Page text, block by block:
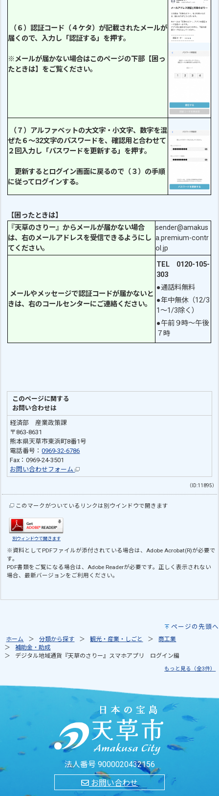
（６）認証コード（４ケタ）が記載されたメールが
届くので、入力し「認証する」を押す。
※メールが届かない場合はこのページの下部【困っ
たときは】をご覧ください。
（７）アルファベットの大文字・小文字、数字を混
ぜた６～32文字のパスワードを、確認用と合わせて
２回入力し「パスワードを更新する」を押す。
更新するとログイン画面に戻るので（３）の手順
に従ってログインする。
【困ったときは】
『天草のさりー』からメールが届かない場合
は、右のメールアドレスを受信できるようにし
てください。
sender@amakus
a.premium-contr
ol.jp
メールやメッセージで認証コードが届かないと
きは、右のコールセンターにご連絡ください。
TEL 0120-105-
303
●通話料無料
●年中無休（12/3
1～1/3除く）
●午前９時～午後
７時
このページに関する
お問い合わせは
経済部 産業政策課
〒863-8631
熊本県天草市東浜町8番1号
電話番号：0969-32-6786
Fax：0969-24-3501
お問い合わせフォーム
（ID:11895）
このマークがついているリンクは別ウインドウで開きます
別ウィンドウで開きます
※資料としてPDFファイルが添付されている場合は、Adobe Acrobat(R)が必要で
す。
PDF書類をご覧になる場合は、Adobe Readerが必要です。正しく表示されない
場合、最新バージョンをご利用ください。
ページの先頭へ
ホーム 分類から探す 観光・産業・しごと
商工業
補助金・助成
デジタル地域通貨『天草のさりー』スマホアプリ ログイン編
もっと見る（全3件）
法人番号 9000020432156
お問い合わせ